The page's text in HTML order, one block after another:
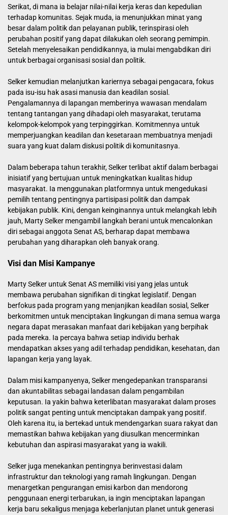
Serikat, di mana ia belajar nilai-nilai kerja keras dan kepedulian
terhadap komunitas. Sejak muda, ia menunjukkan minat yang
besar dalam politik dan pelayanan publik, terinspirasi oleh
perubahan positif yang dapat dilakukan oleh seorang pemimpin.
Setelah menyelesaikan pendidikannya, ia mulai mengabdikan diri
untuk berbagai organisasi sosial dan politik.
Selker kemudian melanjutkan kariernya sebagai pengacara, fokus
pada isu-isu hak asasi manusia dan keadilan sosial.
Pengalamannya di lapangan memberinya wawasan mendalam
tentang tantangan yang dihadapi oleh masyarakat, terutama
kelompok-kelompok yang terpinggirkan. Komitmennya untuk
memperjuangkan keadilan dan kesetaraan membuatnya menjadi
suara yang kuat dalam diskusi politik di komunitasnya.
Dalam beberapa tahun terakhir, Selker terlibat aktif dalam berbagai
inisiatif yang bertujuan untuk meningkatkan kualitas hidup
masyarakat. Ia menggunakan platformnya untuk mengedukasi
pemilih tentang pentingnya partisipasi politik dan dampak
kebijakan publik. Kini, dengan keinginannya untuk melangkah lebih
jauh, Marty Selker mengambil langkah berani untuk mencalonkan
diri sebagai anggota Senat AS, berharap dapat membawa
perubahan yang diharapkan oleh banyak orang.
Visi dan Misi Kampanye
Marty Selker untuk Senat AS memiliki visi yang jelas untuk
membawa perubahan signifikan di tingkat legislatif. Dengan
berfokus pada program yang menjanjikan keadilan sosial, Selker
berkomitmen untuk menciptakan lingkungan di mana semua warga
negara dapat merasakan manfaat dari kebijakan yang berpihak
pada mereka. Ia percaya bahwa setiap individu berhak
mendapatkan akses yang adil terhadap pendidikan, kesehatan, dan
lapangan kerja yang layak.
Dalam misi kampanyenya, Selker mengedepankan transparansi
dan akuntabilitas sebagai landasan dalam pengambilan
keputusan. Ia yakin bahwa keterlibatan masyarakat dalam proses
politik sangat penting untuk menciptakan dampak yang positif.
Oleh karena itu, ia bertekad untuk mendengarkan suara rakyat dan
memastikan bahwa kebijakan yang diusulkan mencerminkan
kebutuhan dan aspirasi masyarakat yang ia wakili.
Selker juga menekankan pentingnya berinvestasi dalam
infrastruktur dan teknologi yang ramah lingkungan. Dengan
menargetkan pengurangan emisi karbon dan mendorong
penggunaan energi terbarukan, ia ingin menciptakan lapangan
kerja baru sekaligus menjaga keberlanjutan planet untuk generasi